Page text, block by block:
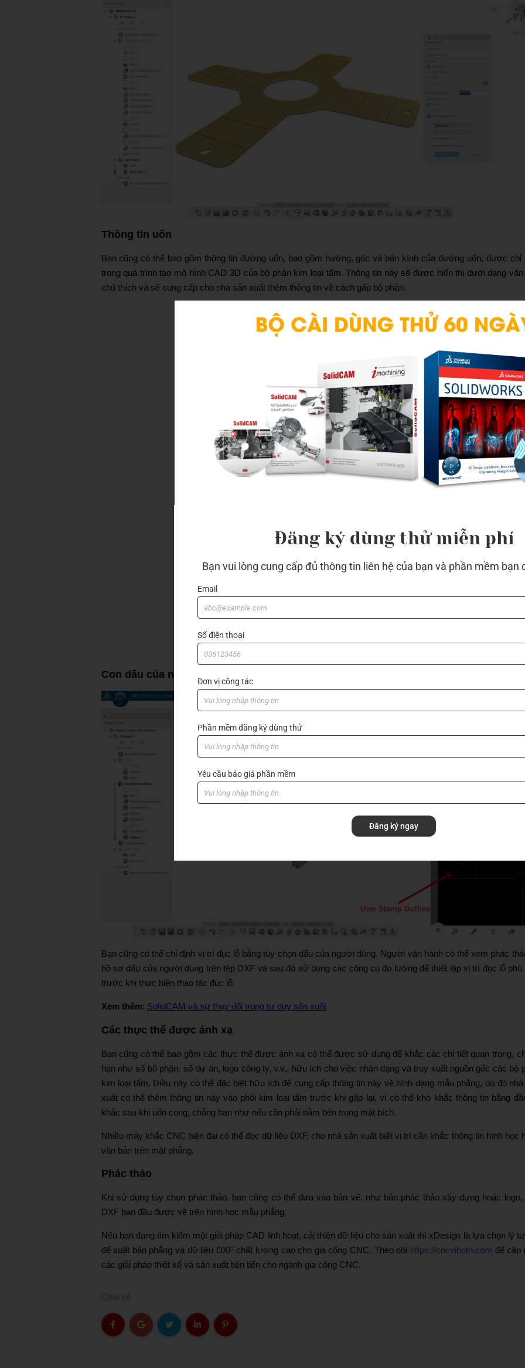
Thông tin uốn
Bạn cũng có thể bao gồm thông tin đường uốn, bao gồm hướng, góc và bán kính của đường uốn, được chỉ
trong quá trình tạo mô hình CAD 3D của bộ phận kim loại tấm. Thông tin này sẽ được hiển thị dưới dạng văn
chú thích và sẽ cung cấp cho nhà sản xuất thêm thông tin về cách gấp bộ phận.
Con dấu của người dùng
Bạn cũng có thể chỉ định vị trí đục lỗ bằng tùy chọn dấu của người dùng. Người vận hành có thể xem phác
hồ sơ dấu của người dùng trên tệp DXF và sau đó sử dụng các công cụ đo lường để thiết lập vị trí đục lỗ phù
trước khi thực hiện thao tác đục lỗ.
Xem thêm: SolidCAM và sự thay đổi trong tư duy sản xuất
Các thực thể được ánh xạ
Bạn cũng có thể bao gồm các thực thể được ánh xạ có thể được sử dụng để khắc các chi tiết quan trọng,
hạn như số bộ phận, số dự án, logo công ty, v.v., hữu ích cho việc nhận dạng và truy xuất nguồn gốc các bộ
kim loại tấm. Điều này có thể đặc biệt hữu ích để cung cấp thông tin này về hình dạng mẫu phẳng, do đó nhà
xuất có thể thêm thông tin này vào phôi kim loại tấm trước khi gấp lại, vì có thể khó khắc thông tin bằng
khắc sau khi uốn cong, chẳng hạn như nếu cần phải nằm bên trong mặt bích.
Nhiều máy khắc CNC hiện đại có thể đọc dữ liệu DXF, cho nhà sản xuất biết vị trí cần khắc thông tin hình học
văn bản trên mặt phẳng.
Phác thảo
Khi sử dụng tùy chọn phác thảo, bạn cũng có thể đưa vào bản vẽ, như bản phác thảo xây dựng hoặc logo,
DXF ban đầu được vẽ trên hình học mẫu phẳng.
Nếu bạn đang tìm kiếm một giải pháp CAD linh hoạt, cải thiện dữ liệu cho sản xuất thì xDesign là lựa chọn lý
để xuất bản phẳng và dữ liệu DXF chất lượng cao cho gia công CNC. Theo dõi https://cncvihoth.com để cập
các giải pháp thiết kế và sản xuất tiên tiến cho ngành gia công CNC.
Đăng ký dùng thử miễn phí
Bạn vui lòng cung cấp đủ thông tin liên hệ của bạn và phần mềm bạn
Email
Số điện thoại
Đơn vị công tác
Phần mềm đăng ký dùng thử
Yêu cầu báo giá phần mềm
Đăng ký ngay